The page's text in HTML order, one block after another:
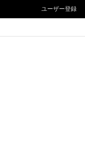
ユーザー登録